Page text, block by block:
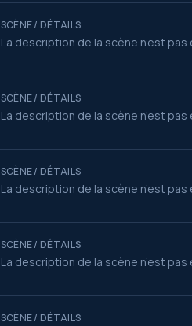
SCÈNE / DÉTAILS
La description de la scène n’est
SCÈNE / DÉTAILS
La description de la scène n’est
SCÈNE / DÉTAILS
La description de la scène n’est
SCÈNE / DÉTAILS
La description de la scène n’est
SCÈNE / DÉTAILS